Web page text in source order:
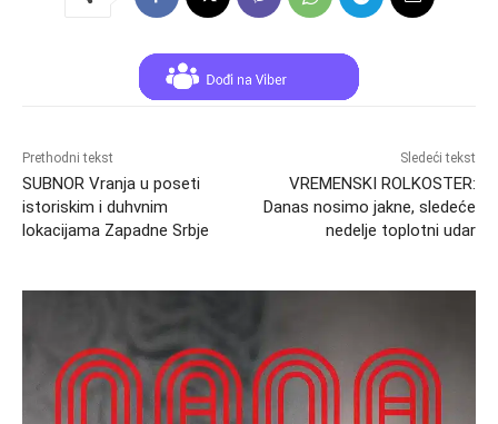
Prethodni tekst
SUBNOR Vranja u poseti
istoriskim i duhvnim
lokacijama Zapadne Srbje
Sledeći tekst
VREMENSKI ROLKOSTER:
Danas nosimo jakne, sledeće
nedelje toplotni udar